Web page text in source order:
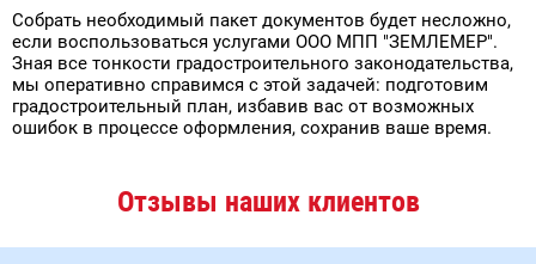
Собрать необходимый пакет документов будет несложно,
если воспользоваться услугами ООО МПП "ЗЕМЛЕМЕР".
Зная все тонкости градостроительного законодательства,
мы оперативно справимся с этой задачей: подготовим
градостроительный план, избавив вас от возможных
ошибок в процессе оформления, сохранив ваше время.
Отзывы наших клиентов